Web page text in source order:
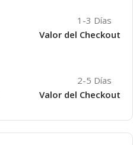
1-3 Días
Valor del Checkout
2-5 Días
Valor del Checkout